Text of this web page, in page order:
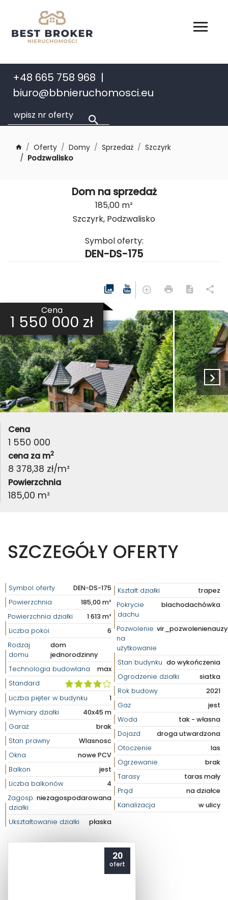
+48 665 758 968
biuro@bbnieruchomosci.eu
Oferty Domy Sprzedaż
Szczyrk
Podzwalisko
Dom na sprzedaż
185,00 m²
Szczyrk, Podzwalisko
Symbol oferty:
DEN-DS-175
Cena
1 550 000 zł
Cena
1 550 000
cena za m2
8 378,38 zł/m²
Powierzchnia
185,00 m²
SZCZEGÓŁY OFERTY
Symbol oferty
DEN-DS-175
Powierzchnia
185,00 m²
Powierzchnia działki
1 613 m²
Liczba pokoi
6
Rodzaj
domu
dom
jednorodzinny
Technologia budowlana
max
Standard
Liczba pięter w budynku
1
Wymiary działki
40x45 m
Garaż
brak
Stan prawny
Wlasnosc
Okna
nowe PCV
Balkon
jest
Liczba balkonów
4
Zagosp.
działki
niezagospodarowana
Ukształtowanie działki płaska
Kształt działki
trapez
Pokrycie
dachu
blachodachówka
Pozwolenie
na
użytkowanie
Stan budynku do wykończenia
Ogrodzenie działki
siatka
Rok budowy
2021
Gaz
jest
Woda
tak - własna
Dojazd
droga utwardzona
Otoczenie
las
Ogrzewanie
brak
Tarasy
taras mały
Prąd
na działce
Kanalizacja
w ulicy
20
ofert